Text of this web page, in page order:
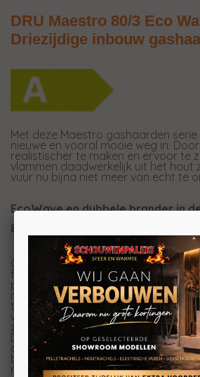
DRU Maestro 80/3 Eco
Driezijdige inbouw
Met deze Maestro gashaarden serie
nieuwe en vooral mooie weg in.
realistischer te maken en ervoor te
vlammen daadwerkelijk uit het hout
vuur nu bijna niet meer van echt te
EcoWave en dubbele brander in
80/3
Ook deze nieuwe Maestro beschikt
functie waarmee met één druk op de
programma gestart kan worden
minder vermogen geeft en een zeer
tevoorschijn tovert. Dit doet DRU
weer hoog en dan weer laag te
zoals u ook van een echt
Daarnaast heeft de Maestro
dubbele brander. Door één brander
brengt u eenvoudig het vermogen
mooi vlambeeld blijft.